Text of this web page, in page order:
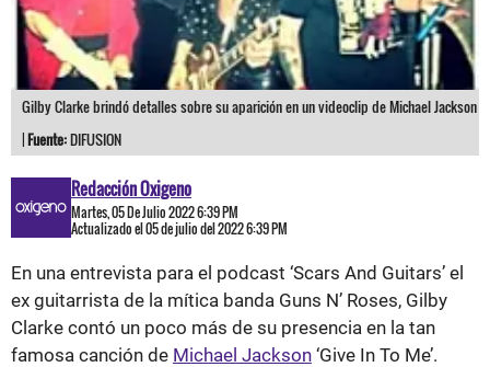
Gilby Clarke brindó detalles sobre su aparición en un videoclip de Michael Jackson
|Fuente:DIFUSION
Redacción Oxigeno
Martes, 05 De Julio 2022 6:39 PM
Actualizado el 05 de julio del 2022 6:39 PM
En una entrevista para el podcast ‘Scars And Guitars’ el
ex guitarrista de la mítica banda Guns N’ Roses, Gilby
Clarke contó un poco más de su presencia en la tan
famosa canción de Michael Jackson ‘Give In To Me’.